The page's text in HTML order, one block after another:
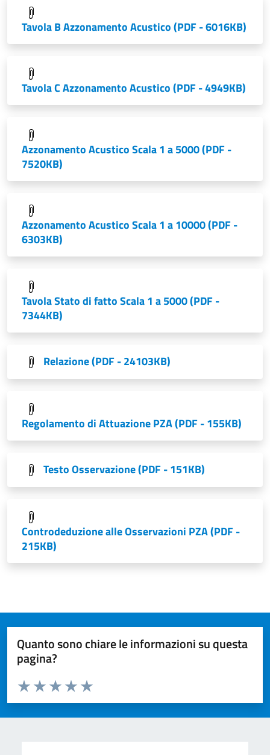
Tavola B Azzonamento Acustico(PDF - 6016KB)
Tavola C Azzonamento Acustico(PDF - 4949KB)
Azzonamento Acustico Scala 1 a 5000(PDF -
7520KB)
Azzonamento Acustico Scala 1 a 10000(PDF -
6303KB)
Tavola Stato di fatto Scala 1 a 5000(PDF -
7344KB)
Relazione(PDF - 24103KB)
Regolamento di Attuazione PZA(PDF - 155KB)
Testo Osservazione(PDF - 151KB)
Controdeduzione alle Osservazioni PZA(PDF -
215KB)
Quanto sono chiare le informazioni su questa
pagina?
Valuta da 1 a 5 stelle la pagina
Valuta 5 stelle su 5
Valuta 4 stelle su 5
Valuta 3 stelle su 5
Valuta 2 stelle su 5
Valuta 1 stelle su 5